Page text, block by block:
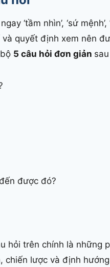
‘tầm nhìn’, ‘sứ
quyết định xem nên
5 câu hỏi đơn giản
được đó?
hỏi trên chính là những
chiến lược và định